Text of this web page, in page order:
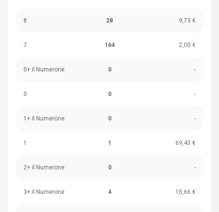
8 28 9,73 €
7 164 2,00 €
0+ il Numerone 0 -
0 0 -
1+ il Numerone 0 -
1 1 69,43 €
2+ il Numerone 0 -
3+ il Numerone 4 15,66 €